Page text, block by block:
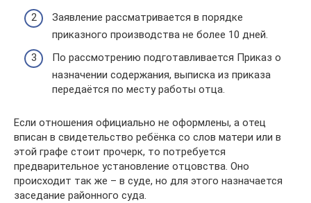
Заявление рассматривается в порядке
приказного производства не более 10 дней.
По рассмотрению подготавливается Приказ о
назначении содержания, выписка из приказа
передаётся по месту работы отца.
Если отношения официально не оформлены, а отец
вписан в свидетельство ребёнка со слов матери или в
этой графе стоит прочерк, то потребуется
предварительное установление отцовства. Оно
происходит так же – в суде, но для этого назначается
заседание районного суда.